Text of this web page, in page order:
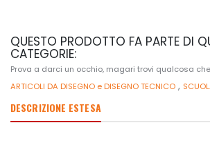
QUESTO PRODOTTO FA PARTE DI
CATEGORIE:
Prova a darci un occhio, magari trovi qualcosa
ARTICOLI DA DISEGNO e DISEGNO TECNICO ,
DESCRIZIONE ESTESA